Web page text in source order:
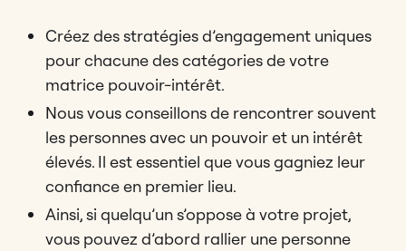
Créez des stratégies d’engagement uniques
pour chacune des catégories de votre
matrice pouvoir-intérêt.
Nous vous conseillons de rencontrer souvent
les personnes avec un pouvoir et un intérêt
élevés. Il est essentiel que vous gagniez leur
confiance en premier lieu.
Ainsi, si quelqu’un s’oppose à votre projet,
vous pouvez d’abord rallier une personne